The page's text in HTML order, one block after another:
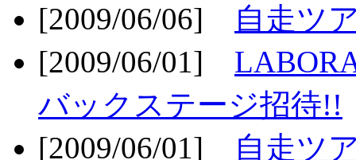
[2009/06/06]
自走ツ
[2009/06/01]
バックステージ招待!!
[2009/06/01]
自走ツ